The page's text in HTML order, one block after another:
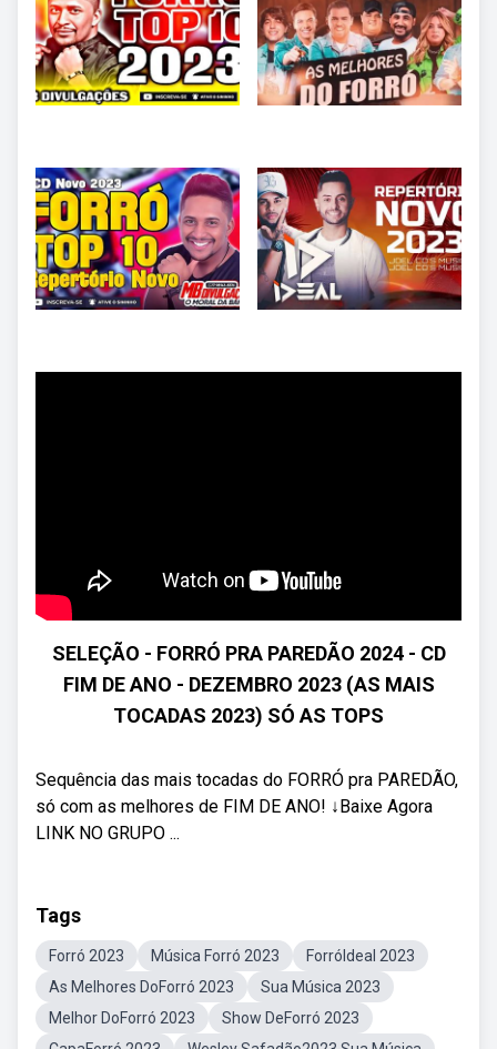
SELEÇÃO - FORRÓ PRA PAREDÃO 2024 - CD
FIM DE ANO - DEZEMBRO 2023 (AS MAIS
TOCADAS 2023) SÓ AS TOPS
Sequência das mais tocadas do FORRÓ pra PAREDÃO,
só com as melhores de FIM DE ANO! ↓Baixe Agora
LINK NO GRUPO ...
Tags
Forró 2023 Música Forró 2023
ForróIdeal 2023
As Melhores DoForró 2023
Sua Música 2023
Melhor DoForró 2023
Show DeForró 2023